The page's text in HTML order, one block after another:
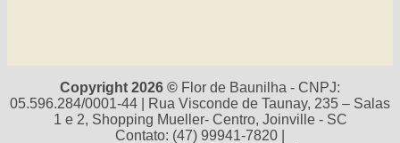
Copyright 2026 © Flor de Baunilha - CNPJ:
05.596.284/0001-44 | Rua Visconde de Taunay, 235 – Salas
1 e 2, Shopping Mueller- Centro, Joinville - SC
Contato: (47) 99941-7820 |